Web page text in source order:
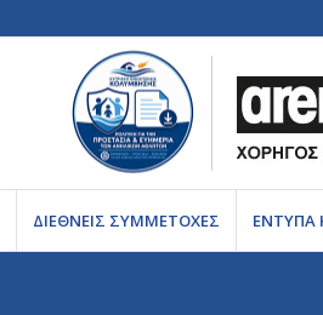
ΔΙΕΘΝΕΙΣ ΣΥΜΜΕΤΟΧΕΣ ΕΝΤΥΠΑ